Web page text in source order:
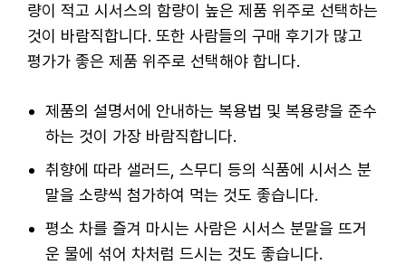
량이 적고 시서스의 함량이 높은 제품 위주로 선택하는
것이 바람직합니다. 또한 사람들의 구매 후기가 많고
평가가 좋은 제품 위주로 선택해야 합니다.
제품의 설명서에 안내하는 복용법 및 복용량을 준수
하는 것이 가장 바람직합니다.
취향에 따라 샐러드, 스무디 등의 식품에 시서스 분
말을 소량씩 첨가하여 먹는 것도 좋습니다.
평소 차를 즐겨 마시는 사람은 시서스 분말을 뜨거
운 물에 섞어 차처럼 드시는 것도 좋습니다.